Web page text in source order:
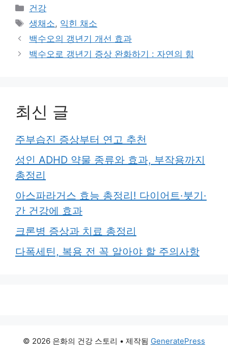
카
테
고
리
건강
태
그
생채소, 익힌 채소
백수오의 갱년기 개선 효과
백수오로 갱년기 증상 완화하기 : 자연의 힘
최신 글
주부습진 증상부터 연고 추천
성인 ADHD 약물 종류와 효과, 부작용까지
총정리
아스파라거스 효능 총정리! 다이어트·붓기·
간 건강에 효과
크론병 증상과 치료 총정리
다폭세틴, 복용 전 꼭 알아야 할 주의사항
© 2026 은화의 건강 스토리 • 제작됨 GeneratePress